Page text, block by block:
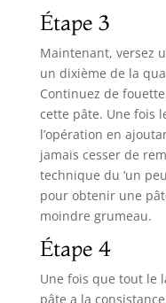
Étape 3
Maintenant, versez
un dixième de la
Continuez de
cette pâte. Une fois
l’opération en
jamais cesser de
technique du ‘un
pour obtenir une
moindre grumeau.
Étape 4
Une fois que tout le
pâte a la